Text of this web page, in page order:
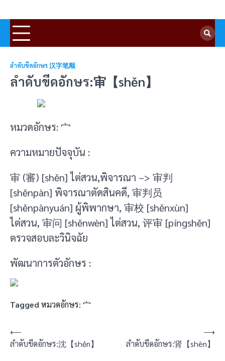
ลำดับขีดอักษร 汉字笔顺
ลำดับขีดอักษร:审【shěn】
หมวดอักษร: 宀
ความหมายปัจจุบัน :
审 (審) [shěn] ไต่สวน,พิจารณา –> 审判
[shěnpàn] พิจารณาตัดสินคดี, 审判员
[shěnpànyuán] ผู้พิพากษา, 审校 [shěnxùn]
ไต่สวน, 审问 [shěnwèn] ไต่สวน, 评审 [píngshěn]
ตรวจสอบละวินิจฉัย
พัฒนาการตัวอักษร :
Tagged หมวดอักษร: 宀
แนะแนว
เรื่อง
⟵
ลำดับขีดอักษร:沈【shěn】
ลำดับขีดอักษร:肾【shèn】
⟶